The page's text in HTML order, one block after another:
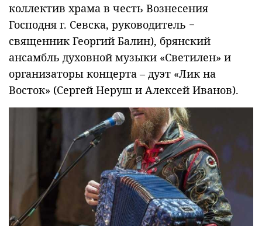
коллектив храма в честь Вознесения
Господня г. Севска, руководитель −
священник Георгий Балин), брянский
ансамбль духовной музыки «Светилен» и
организаторы концерта – дуэт «Лик на
Восток» (Сергей Неруш и Алексей Иванов).